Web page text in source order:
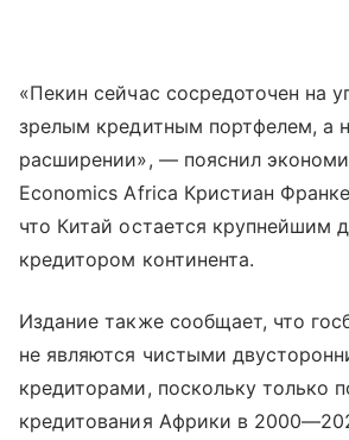
«Пекин сейчас сосредоточен на
зрелым кредитным портфелем, а
расширении», — пояснил
Economics Africa Кристиан
что Китай остается крупнейшим
кредитором континента.
Издание также сообщает, что
не являются чистыми
кредиторами, поскольку только
кредитования Африки в